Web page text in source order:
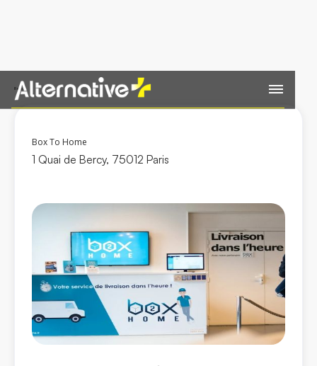
Retour
Box To Home
1 Quai de Bercy, 75012 Paris